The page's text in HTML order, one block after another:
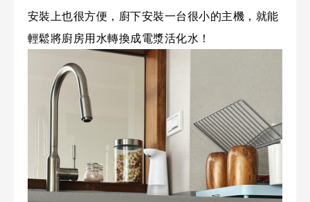
安裝上也很方便，廚下安裝一台很小的主機，就能
輕鬆將廚房用水轉換成電漿活化水！